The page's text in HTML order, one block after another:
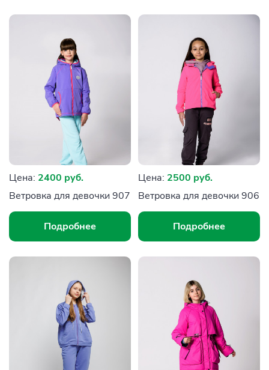
Цена: 2400 руб.
Ветровка для девочки 907
Подробнее
Цена: 2500 руб.
Ветровка для девочки 906
Подробнее